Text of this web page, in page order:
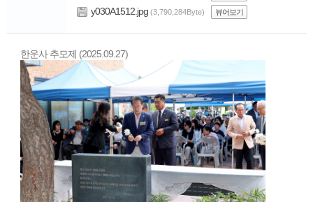
y030A1512.jpg (3,790,284Byte) 뷰어보기
한운사 추모제 (2025.09.27)